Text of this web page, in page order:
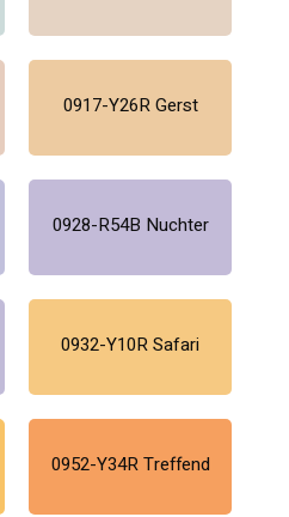
0917-Y26R Gerst
0928-R54B Nuchter
0932-Y10R Safari
0952-Y34R Treffend